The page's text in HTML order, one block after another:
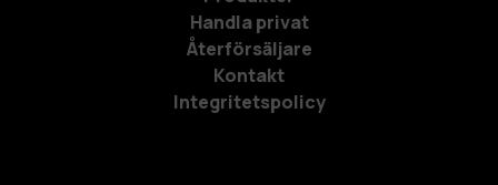
Handla privat
Återförsäljare
Kontakt
Integritetspolicy